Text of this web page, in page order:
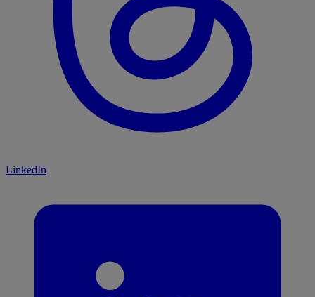
LinkedIn